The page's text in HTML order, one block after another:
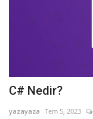
Genel
C# Nedir?
yazayaza Tem 5, 2023